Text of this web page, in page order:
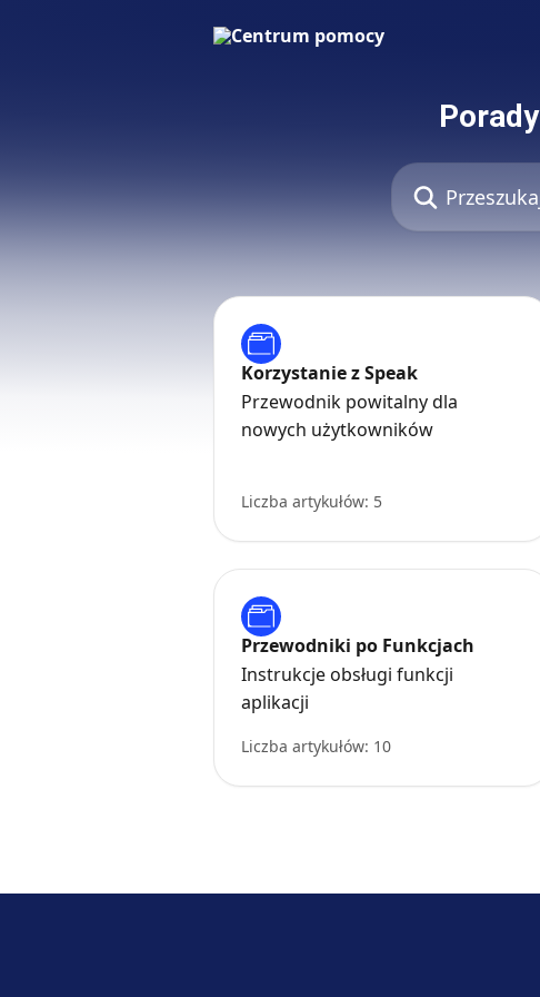
Przeszukaj
Korzystanie z Speak
Przewodnik powitalny dla
nowych użytkowników
Liczba artykułów: 5
Przewodniki po Funkcjach
Instrukcje obsługi funkcji
aplikacji
Liczba artykułów: 10